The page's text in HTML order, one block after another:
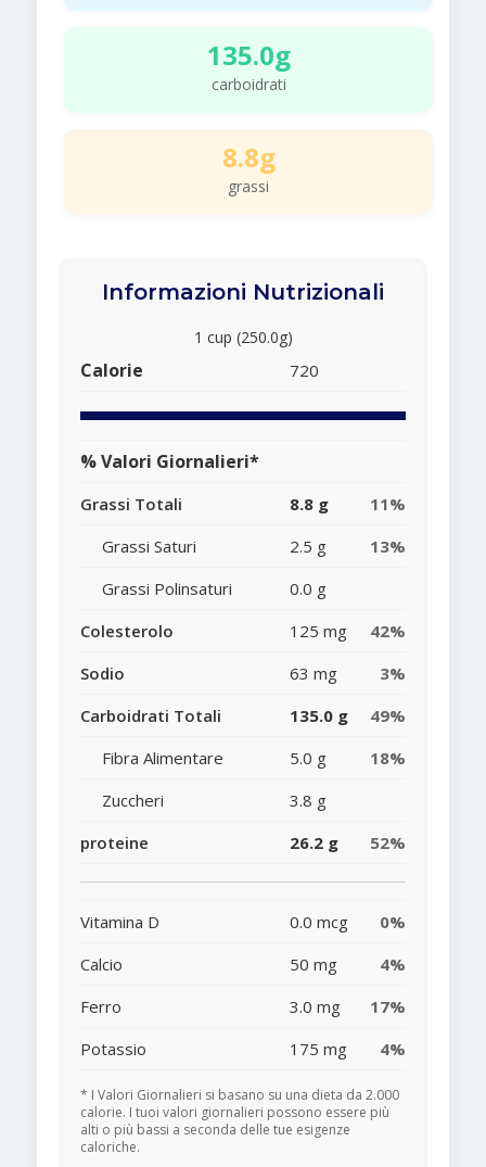
135.0g
carboidrati
8.8g
grassi
Informazioni Nutrizionali
1 cup (250.0g)
Calorie 720
% Valori Giornalieri*
Grassi Totali 8.8 g
11%
Grassi Saturi
2.5 g
13%
Grassi Polinsaturi
0.0 g
Colesterolo
125 mg
42%
Sodio
63 mg
3%
Carboidrati Totali
135.0 g
49%
Fibra Alimentare
5.0 g
18%
Zuccheri
3.8 g
proteine
26.2 g 52%
Vitamina D 0.0 mcg
0%
Calcio
50 mg
4%
Ferro
3.0 mg
17%
Potassio
175 mg 4%
* I Valori Giornalieri si basano su una dieta da 2.000
calorie. I tuoi valori giornalieri possono essere più
alti o più bassi a seconda delle tue esigenze
caloriche.